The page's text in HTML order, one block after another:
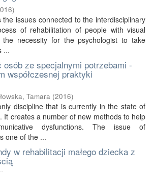
)
issues connected to the interdisciplinary
of rehabilitation of people with visual
the necessity for the psychologist to take
...
osób ze specjalnymi potrzebami -
współczesnej praktyki
Tamara (2016)
discipline that is currently in the state of
It creates a number of new methods to help
dysfunctions. The issue of
one of the ...
w rehabilitacji małego dziecka z